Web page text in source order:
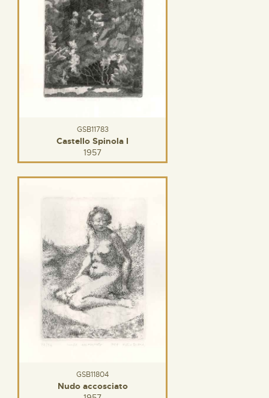
GSB11783
Castello Spinola I
1957
GSB11804
Nudo accosciato